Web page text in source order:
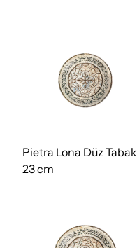
Pietra Lona Düz Tabak
23 cm